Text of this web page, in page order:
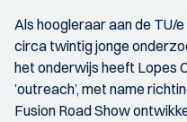
Als hoogleraar aan de TU/
circa twintig jonge
het onderwijs heeft Lopes
’outreach’, met name
Fusion Road Show